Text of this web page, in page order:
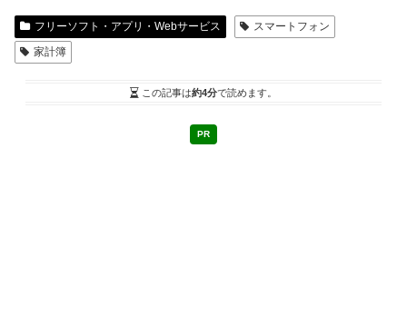
フリーソフト・アプリ・Webサービス
スマートフォン
家計簿
この記事は約4分で読めます。
PR